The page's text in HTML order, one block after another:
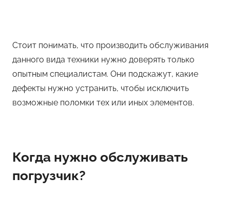
Стоит понимать, что производить обслуживания
данного вида техники нужно доверять только
опытным специалистам. Они подскажут, какие
дефекты нужно устранить, чтобы исключить
возможные поломки тех или иных элементов.
Когда нужно обслуживать
погрузчик?